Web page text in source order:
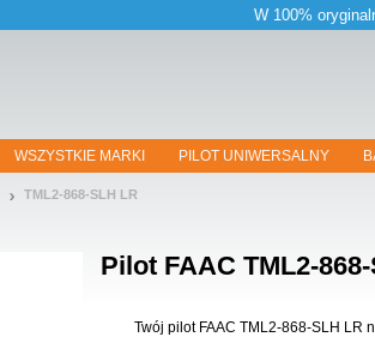
W 100%
WSZYSTKIE MARKI PILOT UNIWERSALNY
TML2-868-SLH LR
Pilot FAAC TML2-
Twój pilot FAAC TML2-868-SLH LR